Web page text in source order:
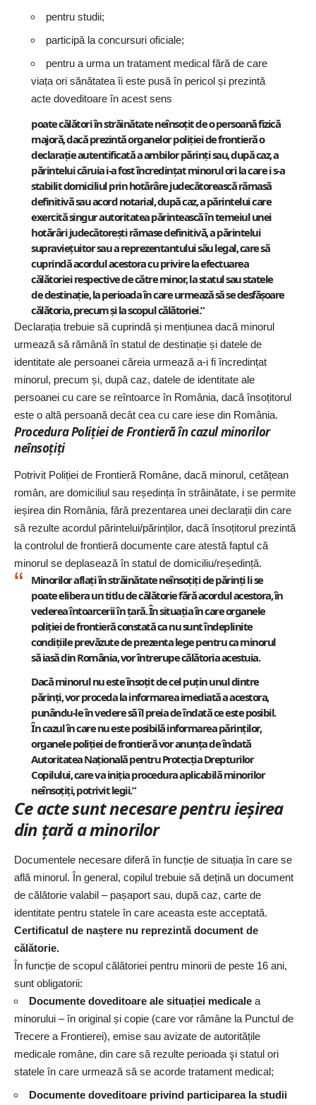
pentru studii;
participă la concursuri oficiale;
pentru a urma un tratament medical fără de care
viața ori sănătatea îi este pusă în pericol și prezintă
acte doveditoare în acest sens
poate călători în străinătate neînsoțit de o persoană fizică
majoră, dacă prezintă organelor poliției de frontieră o
declarațieautentificată a ambilor părinți sau, după caz, a
părintelui căruia i-a fost încredințat minorul ori la care i s-a
stabilit domiciliul prin hotărâre judecătorească rămasă
definitivă sau acord notarial, după caz, a părintelui care
exercită singur autoritatea părintească în temeiul unei
hotărâri judecătorești rămase definitivă, a părintelui
supraviețuitor sau a reprezentantului său legal, care să
cuprindă acordul acestora cu privire la efectuarea
călătoriei respective de către minor, la statul sau statele
de destinație, la perioada în care urmează să se desfășoare
călătoria, precum și la scopul călătoriei.”
Declarația trebuie să cuprindă și mențiunea dacă minorul
urmează să rămână în statul de destinație și datele de
identitate ale persoanei căreia urmează a-i fi încredințat
minorul, precum și, după caz, datele de identitate ale
persoanei cu care se reîntoarce în România, dacă însoțitorul
este o altă persoană decât cea cu care iese din România.
Procedura Poliției de Frontieră în cazul minorilor
neînsoțiți
Potrivit Poliției de Frontieră Române, dacă minorul, cetățean
român, are domiciliul sau reședința în străinătate, i se permite
ieșirea din România, fără prezentarea unei declarații din care
să rezulte acordul părintelui/părinților, dacă însoțitorul prezintă
la controlul de frontieră documente care atestă faptul că
minorul se deplasează în statul de domiciliu/reședință.
Minorilor aflați în străinătate neînsoțiți de părinți li se
poate elibera un titlu de călătorie fără acordul acestora, în
vederea întoarcerii în țară. În situația în care organele
poliției de frontieră constată ca nu sunt îndeplinite
condițiile prevăzute de prezenta lege pentru ca minorul
să iasă din România, vor întrerupe călătoria acestuia.
Dacă minorul nu este însoțit de cel puțin unul dintre
părinți, vor proceda la informarea imediată a acestora,
punându-le în vedere să îl preia de îndată ce este posibil.
În cazul în care nu este posibilă informarea părinților,
organele poliției de frontieră vor anunța de îndată
Autoritatea Națională pentru Protecția Drepturilor
Copilului, careva iniția procedura aplicabilă minorilor
neînsoțiți, potrivit legii.”
Ce acte sunt necesare pentru ieșirea
din țară a minorilor
Documentele necesare diferă în funcție de situația în care se
află minorul. În general, copilul trebuie să dețină un document
de călătorie valabil – pașaport sau, după caz, carte de
identitate pentru statele în care aceasta este acceptată.
Certificatul de naștere nu reprezintă document de
călătorie.
În funcție de scopul călătoriei pentru minorii de peste 16 ani,
sunt obligatorii:
Documente doveditoare ale situației medicale a
minorului – în original și copie (care vor rămâne la Punctul de
Trecere a Frontierei), emise sau avizate de autoritățile
medicale române, din care să rezulte perioada şi statul ori
statele în care urmează să se acorde tratament medical;
Documente doveditoare privind participarea la studii